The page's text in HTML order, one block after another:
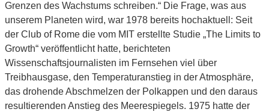
Grenzen des Wachstums schreiben.“ Die Frage, was aus
unserem Planeten wird, war 1978 bereits hochaktuell: Seit
der Club of Rome die vom MIT erstellte Studie „The Limits to
Growth“ veröffentlicht hatte, berichteten
Wissenschaftsjournalisten im Fernsehen viel über
Treibhausgase, den Temperaturanstieg in der Atmosphäre,
das drohende Abschmelzen der Polkappen und den daraus
resultierenden Anstieg des Meerespiegels. 1975 hatte der